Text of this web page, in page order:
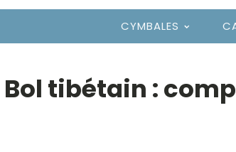
CYMBALES
Bol tibétain :